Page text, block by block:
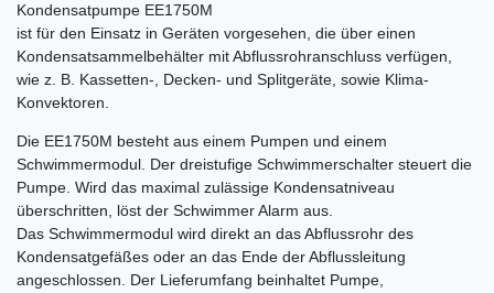
Kondensatpumpe EE1750M
ist für den Einsatz in Geräten vorgesehen, die über einen
Kondensatsammelbehälter mit Abflussrohranschluss verfügen,
wie z. B. Kassetten-, Decken- und Splitgeräte, sowie Klima-
Konvektoren.
Die EE1750M besteht aus einem Pumpen­ und einem
Schwimmermodul. Der dreistufige Schwimmerschalter steuert die
Pumpe. Wird das maximal zulässige Kondensatniveau
überschritten, löst der Schwimmer Alarm aus.
Das Schwimmermodul wird direkt an das Abflussrohr des
Kondensatgefäßes oder an das Ende der Abflussleitung
angeschlossen. Der Lieferumfang beinhaltet Pumpe,